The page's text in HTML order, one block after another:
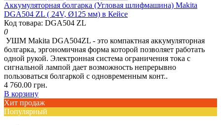
Аккумуляторная болгарка (Угловая шлифмашина) Makita
DGA504 ZL ( 24V, Ø125 мм) в Кейсе
Код товара: DGA504 ZL
0
УШМ Makita DGA504ZL - это компактная аккумуляторная
болгарка, эргономичная форма которой позволяет работать
одной рукой. Электронная система ограничения тока с
сигнальной лампой дает возможность непрерывно
пользоваться болгаркой с одновременным конт..
4 760.00 грн.
В корзину
Хит продаж
Популярный